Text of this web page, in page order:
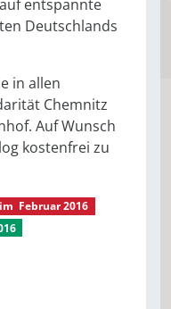
entspannte
Deutschlands
in allen
Chemnitz
Auf Wunsch
kostenfrei zu
Februar 2016